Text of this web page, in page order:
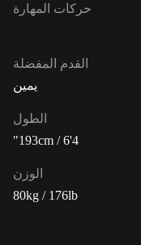
حركات المهارة
القدم المفضلة
يمين
الطول
193cm / 6'4"
الوزن
80kg / 176lb